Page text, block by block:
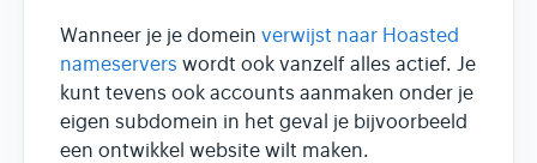
Wanneer je je domein verwijst naar Hoasted
nameservers wordt ook vanzelf alles actief. Je
kunt tevens ook accounts aanmaken onder je
eigen subdomein in het geval je bijvoorbeeld
een ontwikkel website wilt maken.